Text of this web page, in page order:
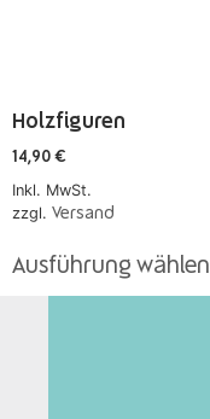
Holzfiguren
14,90 €
Inkl. MwSt.
zzgl. Versand
Ausführung wählen